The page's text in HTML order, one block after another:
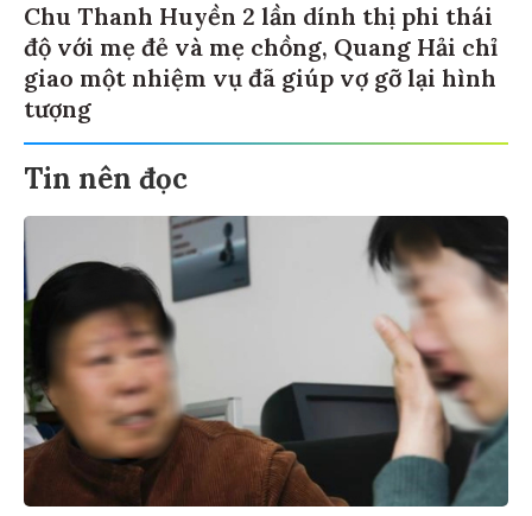
Chu Thanh Huyền 2 lần dính thị phi thái
độ với mẹ đẻ và mẹ chồng, Quang Hải chỉ
giao một nhiệm vụ đã giúp vợ gỡ lại hình
tượng
Tin nên đọc